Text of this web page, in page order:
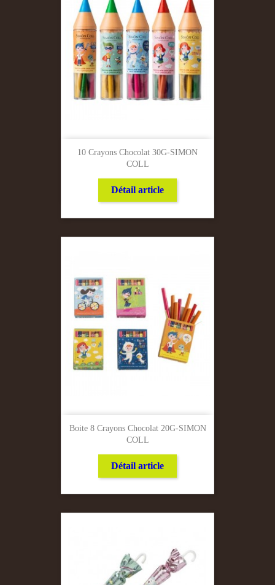
10 Crayons Chocolat 30G-SIMON
COLL
Détail article
Boite 8 Crayons Chocolat 20G-SIMON
COLL
Détail article